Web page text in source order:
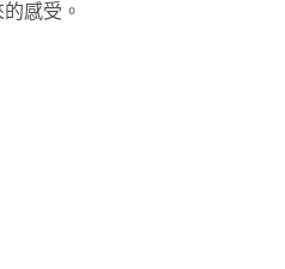
感受。